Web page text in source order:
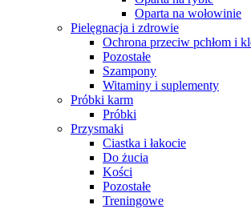
Oparta na wołowinie
Pielęgnacja i zdrowie
Ochrona przeciw pchłom i
Pozostałe
Szampony
Witaminy i suplementy
Próbki karm
Próbki
Przysmaki
Ciastka i łakocie
Do żucia
Kości
Pozostałe
Treningowe